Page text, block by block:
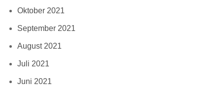
Oktober 2021
September 2021
August 2021
Juli 2021
Juni 2021